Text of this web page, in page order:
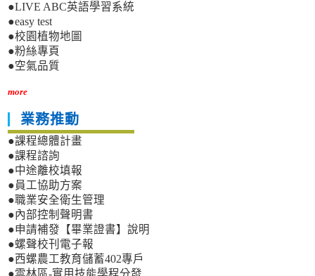
●LIVE ABC英語學習系統
●easy test
●校園植物地圖
●粉絲專頁
●空氣品質
more
業務推動
●課程總體計畫
●課程諮詢
●中途離校填報
●員工協助方案
●職業安全衛生管理
●內部控制聲明書
●申請補發【畢業證書】說明
●螺聲校刊電子報
●西螺農工教育儲蓄402專戶
●雲林區-實用技能學程分發